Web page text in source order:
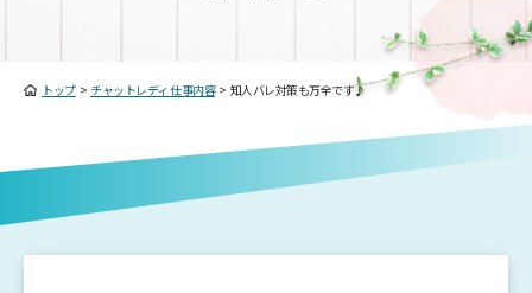
トップ> チャットレディ 仕事内容> 知人バレ対策も万全です♪